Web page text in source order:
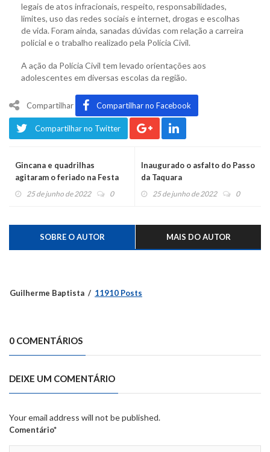
legais de atos infracionais, respeito, responsabilidades,
limites, uso das redes sociais e internet, drogas e escolhas
de vida. Foram ainda, sanadas dúvidas com relação a carreira
policial e o trabalho realizado pela Polícia Civil.
A ação da Polícia Civil tem levado orientações aos
adolescentes em diversas escolas da região.
Compartilhar Compartilhar no Facebook
Compartilhar no Twitter
Gincana e quadrilhas
agitaram o feriado na Festa
São João do Montenegro
25 de junho de 2022 0
Inaugurado o asfalto do Passo
da Taquara
25 de junho de 2022 0
SOBRE O AUTOR MAIS DO AUTOR
Guilherme Baptista 11910 Posts
0 COMENTÁRIOS
DEIXE UM COMENTÁRIO
Your email address will not be published.
Comentário*